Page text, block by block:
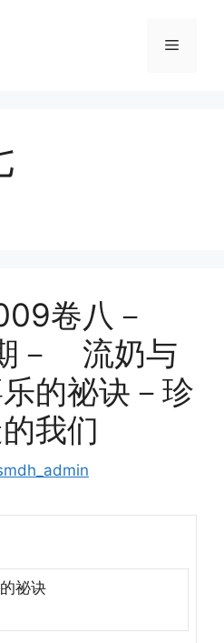
Menu
卷八－
－ 流奶与
的祕诀－珍
我们
祕诀